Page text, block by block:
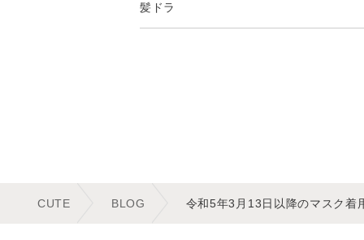
髪ドラ
CUTE BLOG 令和5年3月13日以降のマスク着